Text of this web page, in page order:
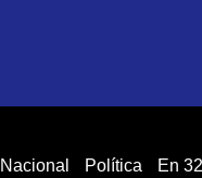
Nacional Política En